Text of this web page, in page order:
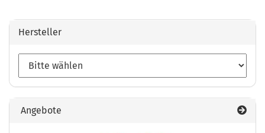
Hersteller
Angebote